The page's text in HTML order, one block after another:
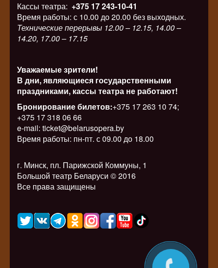
Кассы театра: +375 17 243-10-41
Время работы: с 10.00 до 20.00 без выходных.
Технические перерывы 12.00 – 12.15, 14.00 –
14.20, 17.00 – 17.15
Уважаемые зрители!
В дни, являющиеся государственными
праздниками, кассы театра не работают!
Бронирование билетов:+375 17 263 10 74;
+375 17 318 06 66
e-mail: ticket@belarusopera.by
Время работы: пн-пт. с 09.00 до 18.00
г. Минск, пл. Парижской Коммуны, 1
Большой театр Беларуси © 2016
Все права защищены